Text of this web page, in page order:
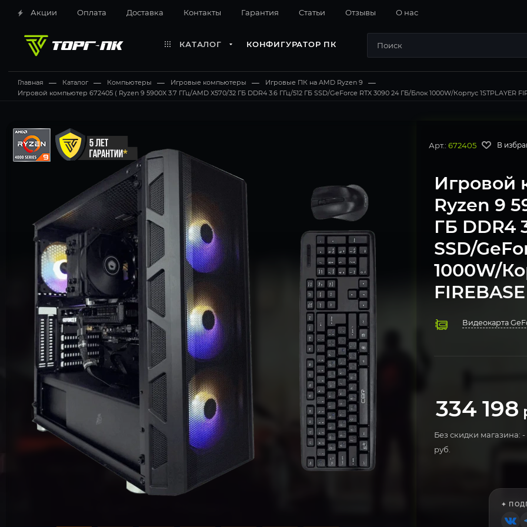
Акции Оплата Доставка Контакты Гарантия Cтатьи Отзывы О нас
КАТАЛОГ КОНФИГУРАТОР ПК
Главная — Каталог — Компьютеры — Игровые компьютеры — Игровые ПК на AMD Ryzen 9 —
Игровой компьютер 672405 ( Ryzen 9 5900X 3.7 ГГц/AMD X570/32 ГБ DDR4 3.6 ГГц/512 ГБ SSD/GeForce RTX 3090 24 ГБ/Блок 1000W/Корпус 1STPLAYER
Арт.: 672405 В
Игровой
Ryzen 9
ГБ DDR4
SSD/
1000W/
Видеокарта
334 198
Без скидки магазина: -
руб.
✦